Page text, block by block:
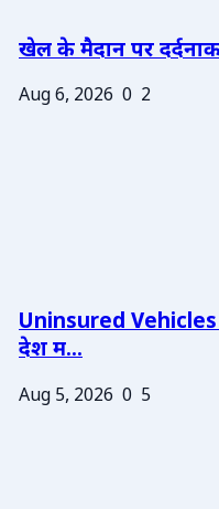
खेल के मैदान पर
Aug 6, 2026 0 2
Uninsured
देश म...
Aug 5, 2026 0 5